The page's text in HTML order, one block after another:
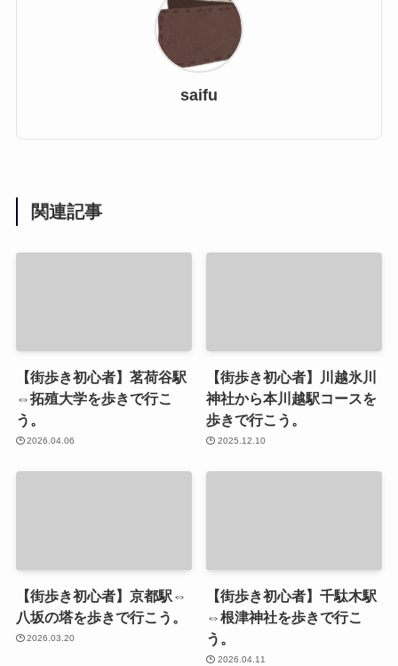
saifu
関連記事
【街歩き初心者】茗荷谷駅
⇔拓殖大学を歩きで行こ
う。
2026.04.06
【街歩き初心者】川越氷川
神社から本川越駅コースを
歩きで行こう。
2025.12.10
【街歩き初心者】京都駅⇔
八坂の塔を歩きで行こう。
2026.03.20
【街歩き初心者】千駄木駅
⇔根津神社を歩きで行こ
う。
2026.04.11